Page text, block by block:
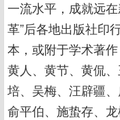
一流水平，成就远
革”后各地出版社印
本，或附于学术著
黄人、黄节、黄侃
培、吴梅、汪辟疆
俞平伯、施蛰存、